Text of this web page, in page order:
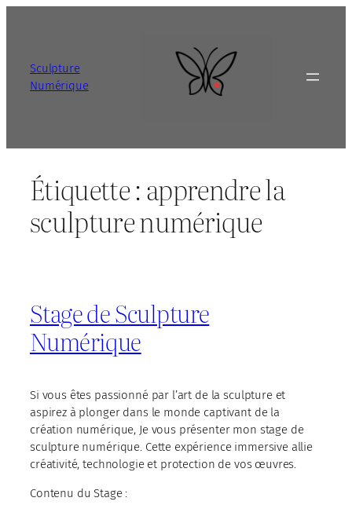
Sculpture
Numérique
Étiquette : apprendre la
sculpture numérique
Stage de Sculpture
Numérique
Si vous êtes passionné par l’art de la sculpture et
aspirez à plonger dans le monde captivant de la
création numérique, Je vous présenter mon stage de
sculpture numérique. Cette expérience immersive allie
créativité, technologie et protection de vos œuvres.
Contenu du Stage :